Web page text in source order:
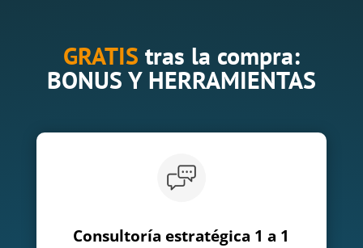
GRATIS tras la compra:
BONUS Y HERRAMIENTAS
Consultoría estratégica 1 a 1